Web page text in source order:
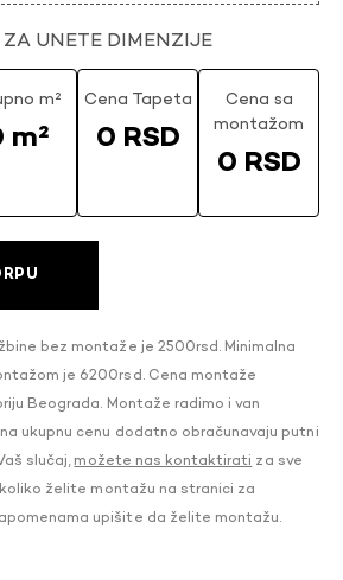
UNETE DIMENZIJE
m²
m²
Cena Tapeta
0 RSD
Cena sa
montažom
0 RSD
bez montaže je 2500rsd. Minimalna
je 6200rsd. Cena montaže
Beograda. Montaže radimo i van
ukupnu cenu dodatno obračunavaju putni
slučaj, možete nas kontaktirati za sve
želite montažu na stranici za
upišite da želite montažu.